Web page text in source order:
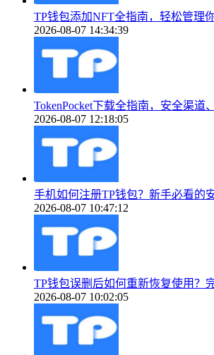
TP钱包添加NFT全指南，轻松管理
2026-08-07 14:34:39
TokenPocket下载全指南，安全渠道
2026-08-07 12:18:05
手机如何注册TP钱包？新手必看的
2026-08-07 10:47:12
TP钱包误删后如何重新恢复使用？
2026-08-07 10:02:05